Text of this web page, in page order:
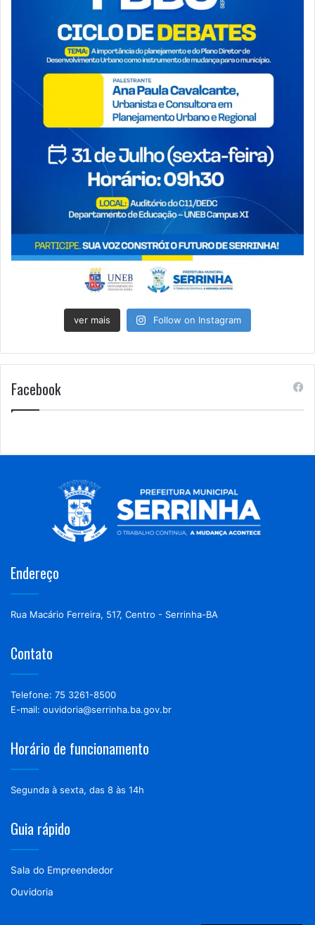
ver mais Follow on Instagram
Facebook
Endereço
Rua Macário Ferreira, 517, Centro - Serrinha-BA
Contato
Telefone: 75 3261-8500
E-mail: ouvidoria@serrinha.ba.gov.br
Horário de funcionamento
Segunda à sexta, das 8 às 14h
Guia rápido
Sala do Empreendedor
Ouvidoria